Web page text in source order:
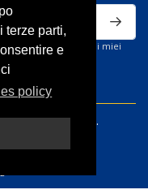
terze parti,
e
policy
al trattamento dei miei
rights reserved.